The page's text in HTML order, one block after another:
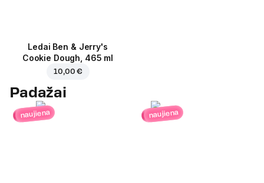
Ledai Ben & Jerry's
Cookie Dough, 465 ml
10,00 €
Padažai
naujiena naujiena